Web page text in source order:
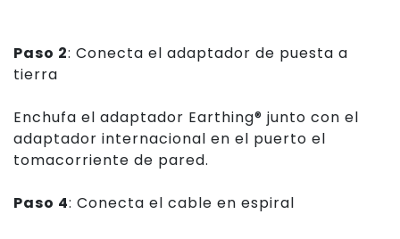
Paso 2: Conecta el adaptador de puesta a
tierra
Enchufa el adaptador Earthing® junto con el
adaptador internacional en el puerto el
tomacorriente de pared.
Paso 4: Conecta el cable en espiral